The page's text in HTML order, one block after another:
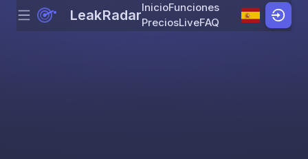
Skip to content
Menu LeakRadarInicioFunciones
PreciosLiveFAQ